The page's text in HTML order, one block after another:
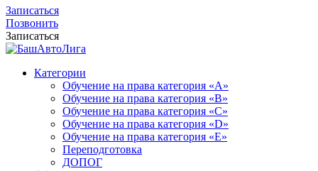
Записаться
Позвонить
Записаться
Категории
Обучение на права категория «A»
Обучение на права категория «B»
Обучение на права категория «C»
Обучение на права категория «D»
Обучение на права категория «E»
Переподготовка
ДОПОГ